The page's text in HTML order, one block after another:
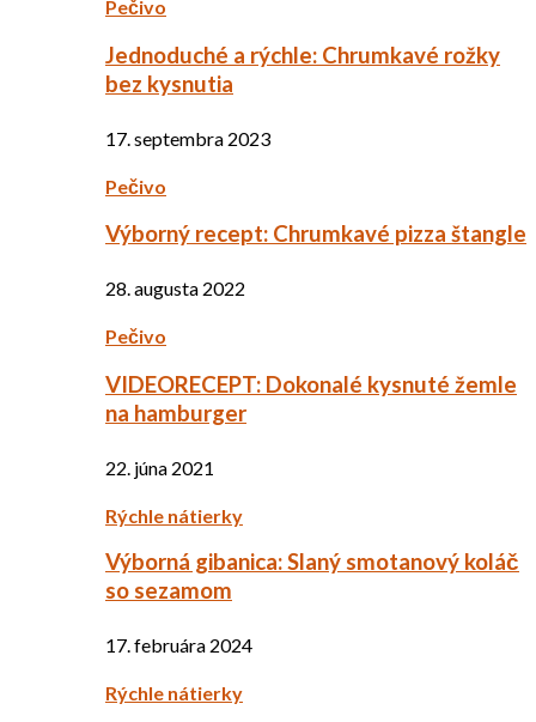
Pečivo
Jednoduché a rýchle: Chrumkavé rožky
bez kysnutia
17. septembra 2023
Pečivo
Výborný recept: Chrumkavé pizza štangle
28. augusta 2022
Pečivo
VIDEORECEPT: Dokonalé kysnuté žemle
na hamburger
22. júna 2021
Rýchle nátierky
Výborná gibanica: Slaný smotanový koláč
so sezamom
17. februára 2024
Rýchle nátierky